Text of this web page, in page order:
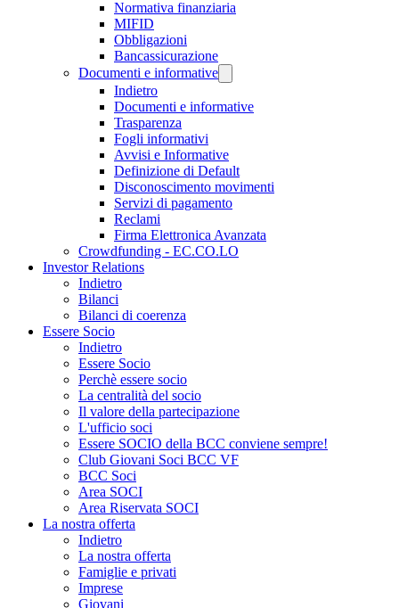
Normativa finanziaria
MIFID
Obbligazioni
Bancassicurazione
Documenti e informative
Indietro
Documenti e informative
Trasparenza
Fogli informativi
Avvisi e Informative
Definizione di Default
Disconoscimento movimenti
Servizi di pagamento
Reclami
Firma Elettronica Avanzata
Crowdfunding - EC.CO.LO
Investor Relations
Indietro
Bilanci
Bilanci di coerenza
Essere Socio
Indietro
Essere Socio
Perchè essere socio
La centralità del socio
Il valore della partecipazione
L'ufficio soci
Essere SOCIO della BCC conviene sempre!
Club Giovani Soci BCC VF
BCC Soci
Area SOCI
Area Riservata SOCI
La nostra offerta
Indietro
La nostra offerta
Famiglie e privati
Imprese
Giovani